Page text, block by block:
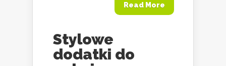
Read More
Stylowe
dodatki do